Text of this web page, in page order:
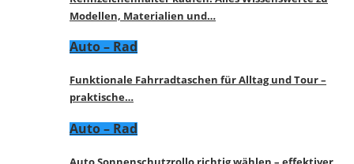
Modellen, Materialien und…
Auto – Rad
Funktionale Fahrradtaschen für Alltag und Tour –
praktische…
Auto – Rad